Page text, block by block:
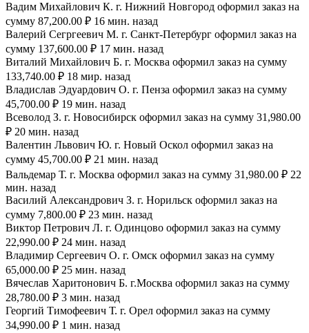
Вадим Михайлович К. г. Нижний Новгород оформил заказ на
сумму 87,200.00 ₽ 16 мин. назад
Валерий Сегргеевич М. г. Санкт-Петербург оформил заказ на
сумму 137,600.00 ₽ 17 мин. назад
Виталий Михайлович Б. г. Москва оформил заказ на сумму
133,740.00 ₽ 18 мир. назад
Владислав Эдуардович О. г. Пенза оформил заказ на сумму
45,700.00 ₽ 19 мин. назад
Всеволод З. г. Новосибирск оформил заказ на сумму 31,980.00
₽ 20 мин. назад
Валентин Львович Ю. г. Новый Оскол оформил заказ на
сумму 45,700.00 ₽ 21 мин. назад
Вальдемар Т. г. Москва оформил заказ на сумму 31,980.00 ₽ 22
мин. назад
Василий Александрович З. г. Норильск оформил заказ на
сумму 7,800.00 ₽ 23 мин. назад
Виктор Петрович Л. г. Одинцово оформил заказ на сумму
22,990.00 ₽ 24 мин. назад
Владимир Сергеевич О. г. Омск оформил заказ на сумму
65,000.00 ₽ 25 мин. назад
Вячеслав Харитонович Б. г.Москва оформил заказ на сумму
28,780.00 ₽ 3 мин. назад
Георгий Тимофеевич Т. г. Орел оформил заказ на сумму
34,990.00 ₽ 1 мин. назад